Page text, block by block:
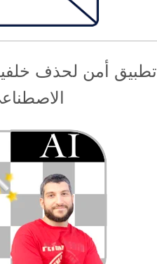
تطبيق أمن لحذف